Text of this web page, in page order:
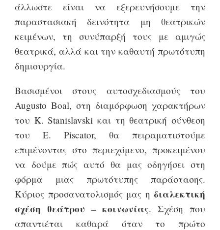
άλλωστε είναι να εξερευνήσουμε την
παραστασιακή δεινότητα μη θεατρικών
κειμένων, τη συνύπαρξή τους με αμιγώς
θεατρικά, αλλά και την καθαυτή πρωτότυπη
δημιουργία.
Βασισμένοι στους αυτοσχεδιασμούς του
Augusto Boal, στη διαμόρφωση χαρακτήρων
του K. Stanislavski και τη θεατρική σύνθεση
του E. Piscator, θα πειραματιστούμε
επιμένοντας στο περιεχόμενο, προκειμένου
να δούμε πώς αυτό θα μας οδηγήσει στη
φόρμα μιας πρωτότυπης παράστασης.
Κύριος προσανατολισμός μας η διαλεκτική
σχέση θεάτρου – κοινωνίας. Σχέση που
απαντιέται καθαρά όταν το πρώτο